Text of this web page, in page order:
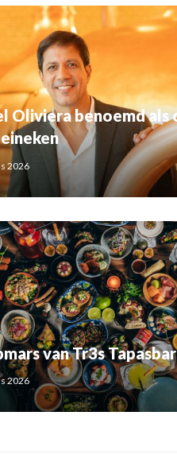
Oliviera benoemd als
2026
van Tr3s Tapasbar
2026